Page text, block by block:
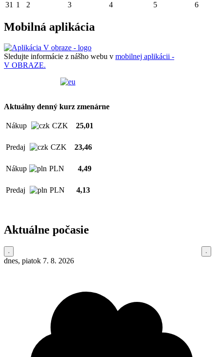
31 1 2 3 4 5 6
Mobilná aplikácia
Sledujte informácie z nášho webu v mobilnej aplikácii -
V OBRAZE.
Aktuálny denný kurz zmenárne
Nákup CZK 25,01
Predaj CZK 23,46
Nákup PLN 4,49
Predaj PLN 4,13
Aktuálne počasie
dnes, piatok 7. 8. 2026